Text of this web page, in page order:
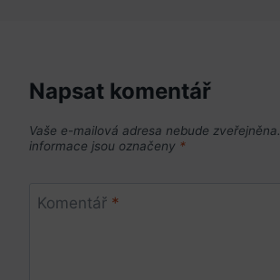
Napsat komentář
Vaše e-mailová adresa nebude zveřejněna.
informace jsou označeny *
Komentář *